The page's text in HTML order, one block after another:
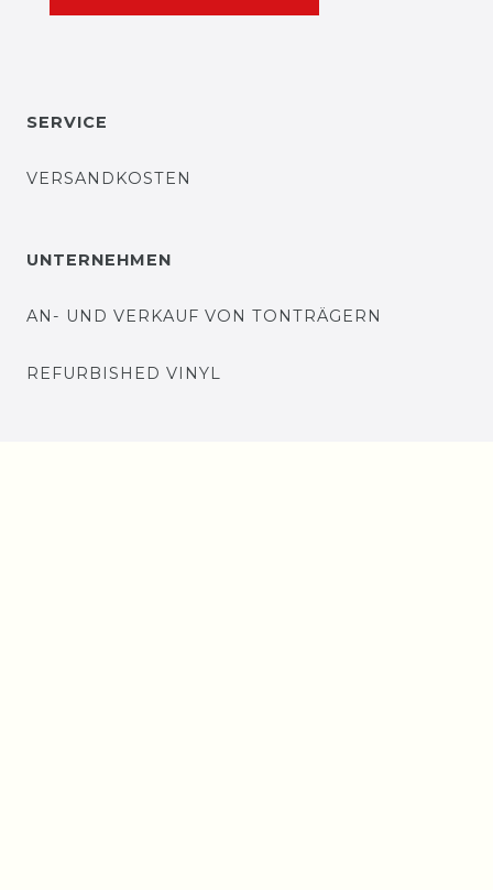
SERVICE
VERSANDKOSTEN
UNTERNEHMEN
AN- UND VERKAUF VON TONTRÄGERN
REFURBISHED VINYL